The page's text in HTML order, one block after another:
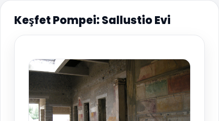
Keşfet Pompei: Sallustio Evi